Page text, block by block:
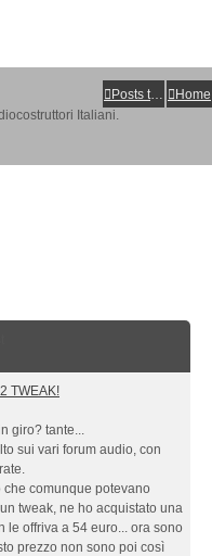
Posts toplist Home
TWEAK!
giro? tante...
sui vari forum audio, con
comunque potevano
tweak, ne ho acquistato una
le offriva a 54 euro... ora sono
prezzo non sono poi così